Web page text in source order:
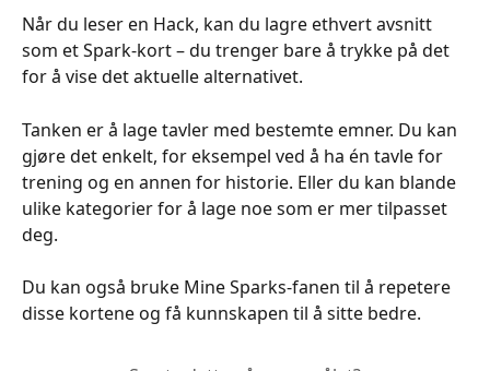
Når du leser en Hack, kan du lagre ethvert avsnitt
som et Spark-kort – du trenger bare å trykke på det
for å vise det aktuelle alternativet.
Tanken er å lage tavler med bestemte emner. Du kan
gjøre det enkelt, for eksempel ved å ha én tavle for
trening og en annen for historie. Eller du kan blande
ulike kategorier for å lage noe som er mer tilpasset
deg.
Du kan også bruke Mine Sparks-fanen til å repetere
disse kortene og få kunnskapen til å sitte bedre.